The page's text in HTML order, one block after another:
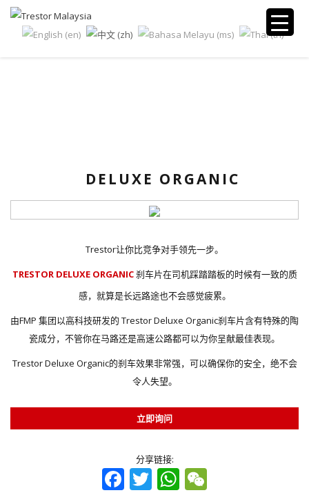
DELUXE ORGANIC
Trestor让你比竞争对手领先一步。
TRESTOR DELUXE ORGANIC刹车片在司机踩踏踏板的时候有一致的质
感，就算是长远路途也不会感觉疲累。
由FMP 集团以高科技研发的 Trestor Deluxe Organic刹车片含有特殊的陶
瓷成分，不管你在马路还是高速公路都可以为你呈献最佳表现。
Trestor Deluxe Organic的刹车效果非常强，可以确保你的安全，绝不会
令人失望。
立即询问
分享链接:
Facebook
TwitterWhatsApp